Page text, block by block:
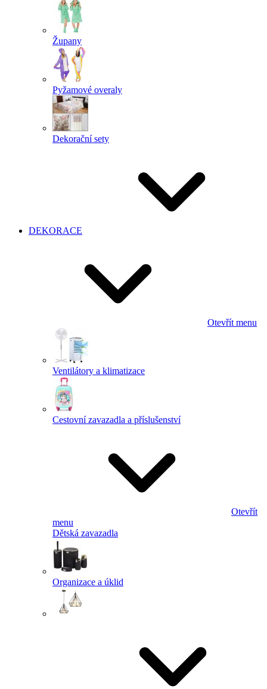
Župany
Pyžamové overaly
Dekorační sety
DEKORACE
Otevřít menu
Ventilátory a klimatizace
Cestovní zavazadla a příslušenství
Otevřít
menu
Dětská zavazadla
Organizace a úklid